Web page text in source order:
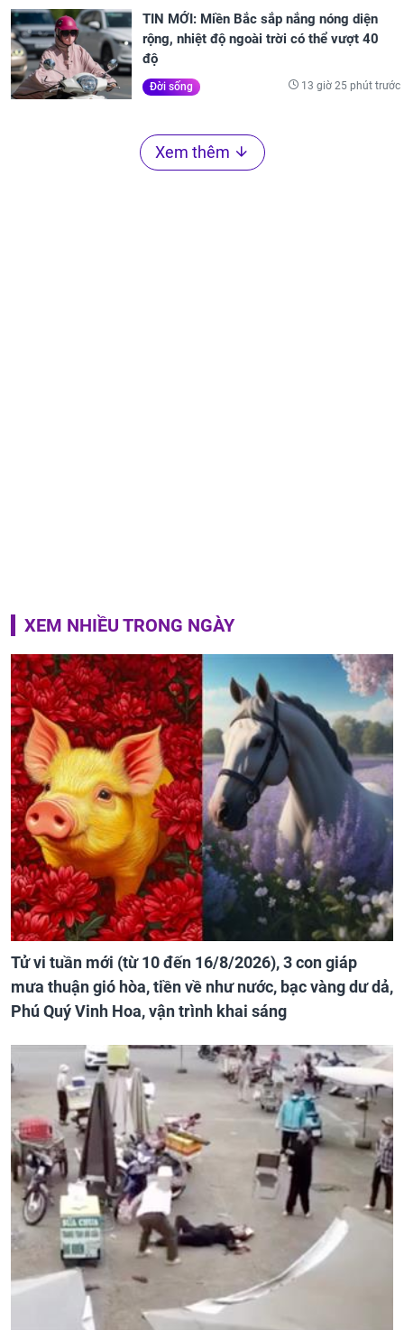
TIN MỚI: Miền Bắc sắp nắng nóng diện
rộng, nhiệt độ ngoài trời có thể vượt 40
độ
Đời sống 13 giờ 25 phút trước
Xem thêm
XEM NHIỀU TRONG NGÀY
Tử vi tuần mới (từ 10 đến 16/8/2026), 3 con giáp
mưa thuận gió hòa, tiền về như nước, bạc vàng dư dả,
Phú Quý Vinh Hoa, vận trình khai sáng